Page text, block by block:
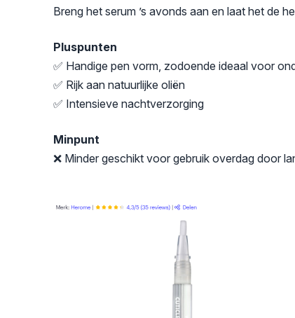
Breng het serum ’s avonds aan en laat het de
Pluspunten
✅ Handige pen vorm, zodoende ideaal voor
✅ Rijk aan natuurlijke oliën
✅ Intensieve nachtverzorging
Minpunt
❌ Minder geschikt voor gebruik overdag door